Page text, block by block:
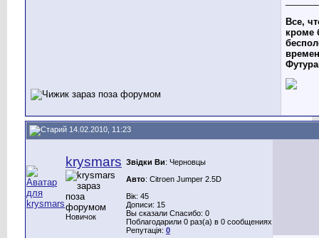
Все,
кроме
14.02.2010, 11:23
krysmars
Новичок
Звідки Ви: Черновцы
Авто: Citroen Jumper 2.5D
Вік: 45
Дописи: 15
Вы сказали Спасибо: 0
Поблагодарили 0 раз(а) в 0 сообщениях
Репутація: 0